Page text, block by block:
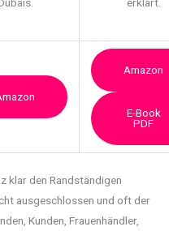
erklärt.
Amazon
E-Book
PDF
klar den Randständigen
ausgeschlossen und oft der
Kunden, Frauenhändler,